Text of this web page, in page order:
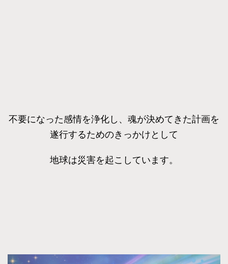
不要になった感情を浄化し、魂が決めてきた計画を
遂行するためのきっかけとして
地球は災害を起こしています。